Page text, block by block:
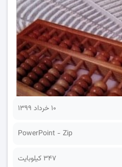
۱۰ خرداد ۱۳۹۹
PowerPoint - Zip
347 کیلوبایت